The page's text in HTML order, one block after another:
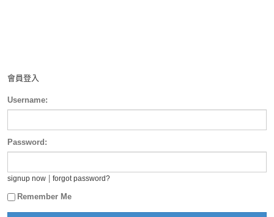
會員登入
Username:
Password:
signup now forgot password?
Remember Me